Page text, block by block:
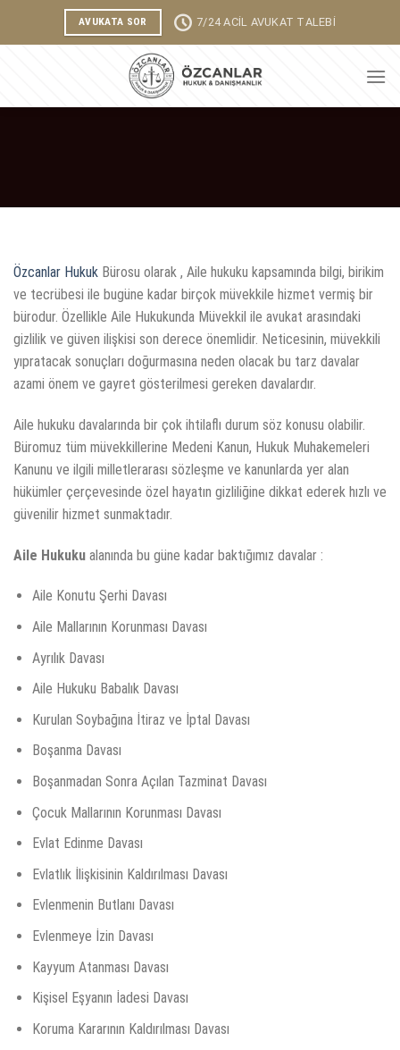
AVUKATA SOR 7/24 ACİL AVUKAT TALEBİ
AİLEHUKUKU
Özcanlar Hukuk Bürosu olarak , Aile hukuku kapsamında bilgi, birikim
ve tecrübesi ile bugüne kadar birçok müvekkile hizmet vermiş bir
bürodur. Özellikle Aile Hukukunda Müvekkil ile avukat arasındaki
gizlilik ve güven ilişkisi son derece önemlidir. Neticesinin, müvekkili
yıpratacak sonuçları doğurmasına neden olacak bu tarz davalar
azami önem ve gayret gösterilmesi gereken davalardır.
Aile hukuku davalarında bir çok ihtilaflı durum söz konusu olabilir.
Büromuz tüm müvekkillerine Medeni Kanun, Hukuk Muhakemeleri
Kanunu ve ilgili milletlerarası sözleşme ve kanunlarda yer alan
hükümler çerçevesinde özel hayatın gizliliğine dikkat ederek hızlı ve
güvenilir hizmet sunmaktadır.
Aile Hukuku alanında bu güne kadar baktığımız davalar :
Aile Konutu Şerhi Davası
Aile Mallarının Korunması Davası
Ayrılık Davası
Aile Hukuku Babalık Davası
Kurulan Soybağına İtiraz ve İptal Davası
Boşanma Davası
Boşanmadan Sonra Açılan Tazminat Davası
Çocuk Mallarının Korunması Davası
Evlat Edinme Davası
Evlatlık İlişkisinin Kaldırılması Davası
Evlenmenin Butlanı Davası
Evlenmeye İzin Davası
Kayyum Atanması Davası
Kişisel Eşyanın İadesi Davası
Koruma Kararının Kaldırılması Davası